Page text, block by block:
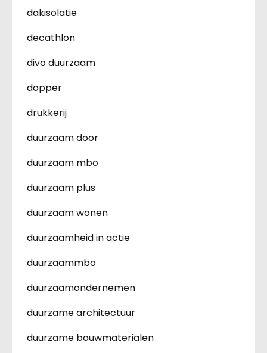
dakisolatie
decathlon
divo duurzaam
dopper
drukkerij
duurzaam door
duurzaam mbo
duurzaam plus
duurzaam wonen
duurzaamheid in actie
duurzaammbo
duurzaamondernemen
duurzame architectuur
duurzame bouwmaterialen